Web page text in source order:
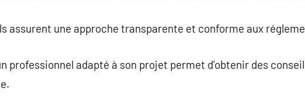
assurent une approche transparente et conforme aux
professionnel adapté à son projet permet d’obtenir des